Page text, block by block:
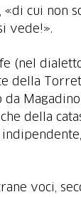
cui non
vede!».
(nel
della
della
voci,